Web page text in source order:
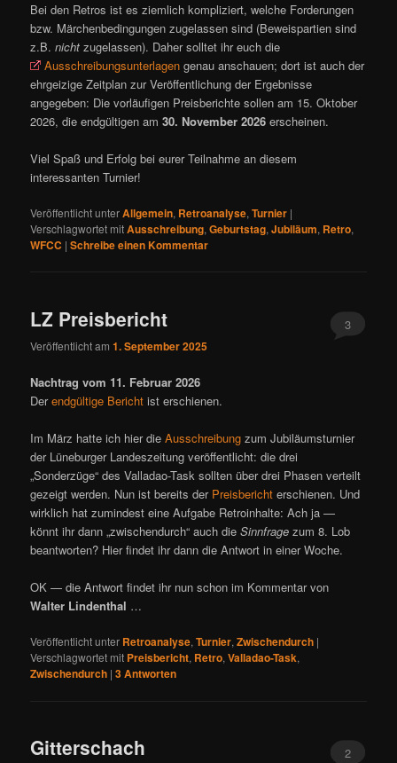
Bei den Retros ist es ziemlich kompliziert, welche Forderungen
bzw. Märchenbedingungen zugelassen sind (Beweispartien sind
z.B.nicht zugelassen). Daher solltet ihr euch die
Ausschreibungsunterlagen genau anschauen; dort ist auch der
ehrgeizige Zeitplan zur Veröffentlichung der Ergebnisse
angegeben: Die vorläufigen Preisberichte sollen am 15. Oktober
2026, die endgültigen am30. November 2026 erscheinen.
Viel Spaß und Erfolg bei eurer Teilnahme an diesem
interessanten Turnier!
Veröffentlicht unterAllgemein, Retroanalyse,Turnier |
Verschlagwortet mitAusschreibung,Geburtstag,Jubiläum, Retro,
WFCC |Schreibe einen Kommentar
LZ Preisbericht
Veröffentlicht am1. September 2025
3
Nachtrag vom 11. Februar 2026
Derendgültige Bericht ist erschienen.
Im März hatte ich hier dieAusschreibung zum Jubiläumsturnier
der Lüneburger Landeszeitung veröffentlicht: die drei
„Sonderzüge“ des Valladao-Task sollten über drei Phasen verteilt
gezeigt werden. Nun ist bereits der Preisbericht erschienen. Und
wirklich hat zumindest eine Aufgabe Retroinhalte: Ach ja —
könnt ihr dann „zwischendurch“ auch dieSinnfrage zum 8. Lob
beantworten? Hier findet ihr dann die Antwort in einer Woche.
OK — die Antwort findet ihr nun schon im Kommentar von
Walter Lindenthal …
Veröffentlicht unter Retroanalyse,Turnier,Zwischendurch |
Verschlagwortet mit Preisbericht, Retro,Valladao-Task,
Zwischendurch |3Antworten
Gitterschach 2